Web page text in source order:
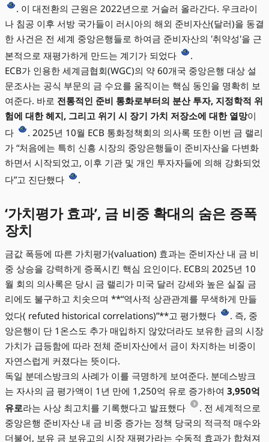
. 이 대전환의 근원은 2022년으로 거슬러 올라간다. 우크라이
나 침공 이후 서방 국가들이 러시아의 해외 준비자산(달러)을 동결
한 사건은 전 세계 중앙은행들로 하여금 준비자산의 '취약성'을 근
본적으로 재평가하게 만드는 계기가 되었다
.
ECB가 인용한 세계금협회(WGC)의 약 60개국 중앙은행 대상 설
문조사는 공식 부문의 금 수요를 움직이는 핵심 동인을 명확히 보
여준다. 바로 전통적인 준비 통화로부터의 분산 투자, 지정학적 위
험에 대한 헤지, 그리고 위기 시 장기 가치 저장소에 대한 열망이
다
. 2025년 10월 ECB 통화정책회의 의사록 또한 이번 금 랠리
가 “처음에는 특히 신흥 시장의 중앙은행들이 준비자산을 다변화
하면서 시작되었고, 이후 기관 및 개인 투자자들에 의해 강화되었
다”고 진단했다
.
‘가치평가 효과’, 금 비중 확대의 숨은 증폭
장치
금값 폭등에 따른 가치평가(valuation) 효과는 준비자산 내 금 비
중 상승을 강력하게 증폭시킨 핵심 요인이다. ECB의 2025년 10
월 회의 의사록은 당시 금 랠리가 미국 달러 강세와 높은 실질 금
리에도 불구하고 치솟으며 **“역사적 상관관계를 무색하게 만들
었다( refuted historical correlations)”**고 평가했다
. 즉, 중
앙은행이 단 1온스도 추가 매입하지 않았더라도 보유한 금의 시장
가치가 급등함에 따라 전체 준비자산에서 금이 차지하는 비중이
자연스럽게 커졌다는 뜻이다.
독일 분데스방크의 사례가 이를 극명하게 보여준다. 분데스방크
는 자사의 금 평가액이 1년 만에 1,250억 유로 증가하여 3,950억
유로라는 사상 최고치를 기록했다고 발표했다
. 전 세계적으로
중앙은행 준비자산 내 금 비중 증가는 정책 당국의 적극적 매수와
더불어, 보유 금 보유고의 시장 재평가라는 수동적 효과가 합쳐져